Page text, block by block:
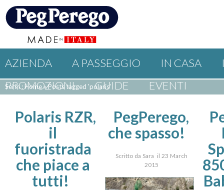
AZIENDA A PASSEGGIO IN CASA
PROMOZIONI
GUIDE EVENTI
Sei in : Home»Posts tagged 'polaris'
Polaris RZR,
il
fuoristrada
che piace a
tutti!
PegPerego,
che spasso!
Scritto da Sara il 23 March
2015